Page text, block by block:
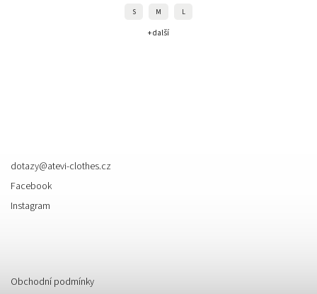
S M L
+ další
dotazy@atevi-clothes.cz
Facebook
Instagram
Obchodní podmínky